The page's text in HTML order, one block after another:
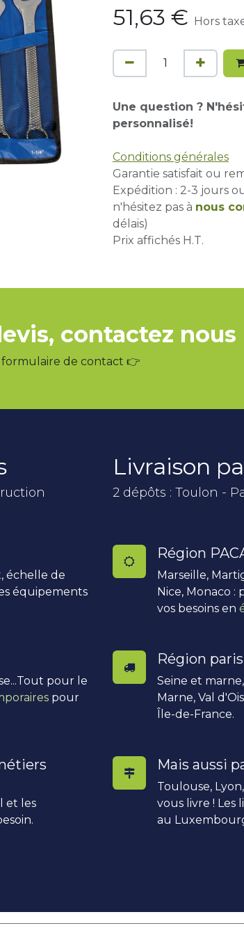
51,63 € Hors
Une question ?
personnalisé!
Conditions générales
Garantie satisfait ou
Expédition : 2-3 jours
n'hésitez pas à nous
délais)
Prix affichés H.T.
contactez nous
de contact 👉
échelle de
équipements
pour le
pour
et les
Livraison
2 dépôts : Toulon -
Région
Marseille,
Nice, Monaco
vos besoins en
Région
Seine et
Marne, Val
Île-de-France.
Mais aussi
Toulouse,
vous livre ! Les
au